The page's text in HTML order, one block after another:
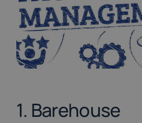
1. Barehouse